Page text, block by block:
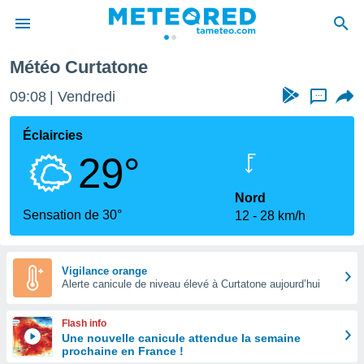
de
Météo Curtatone
09:08 Vendredi ...
Éclaircies
29°
Sensation de 30°
Nord
12
28 km/h
Vigilance orange
Alerte canicule de niveau élevé à Curtatone aujourd’hui
Flash info
Une nouvelle canicule attendue la semaine
prochaine en France !